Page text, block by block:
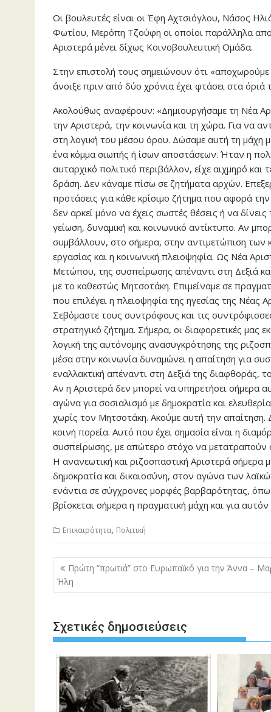
Οι βουλευτές είναι οι Έφη Αχτσιόγλου, Νάσος
Φωτίου, Μερόπη Τζούφη οι οποίοι παράλληλα
Αριστερά μένει δίχως Κοινοβουλευτική Ομάδα.
Στην επιστολή τους σημειώνουν ότι
άνοιξε πριν από δύο χρόνια έχει φτάσει στα
Ακολούθως αναφέρουν: «Δημιουργήσαμε τη Νέα
την Αριστερά, την κοινωνία και τη χώρα. Για να
στη λογική του μέσου όρου. Δώσαμε αυτή τη μάχη
ένα κόμμα σιωπής ή ίσων αποστάσεων. Ήταν η
αυταρχικό πολιτικό περιβάλλον, είχε αιχμηρό
δράση. Δεν κάναμε πίσω σε ζητήματα αρχών.
προτάσεις για κάθε κρίσιμο ζήτημα που αφορά
δεν αρκεί μόνο να έχεις σωστές θέσεις ή να
γείωση, δυναμική και κοινωνικό αντίκτυπο. Αν
συμβάλλουν, στο σήμερα, στην αντιμετώπιση των
εργασίας και η κοινωνική πλειοψηφία. Ως Νέα
Μετώπου, της συσπείρωσης απέναντι στη Δεξιά
με το καθεστώς Μητσοτάκη. Επιμείναμε σε
που επιλέγει η πλειοψηφία της ηγεσίας της Νέας
Σεβόμαστε τους συντρόφους και τις
στρατηγικό ζήτημα. Σήμερα, οι διαφορετικές μας
λογική της αυτόνομης ανασυγκρότησης της
μέσα στην κοινωνία δυναμώνει η απαίτηση για
εναλλακτική απέναντι στη Δεξιά της διαφθοράς,
Αν η Αριστερά δεν μπορεί να υπηρετήσει σήμερα
αγώνα για σοσιαλισμό με δημοκρατία και
χωρίς τον Μητσοτάκη. Ακούμε αυτή την απαίτηση.
κοινή πορεία. Αυτό που έχει σημασία είναι η
συσπείρωσης, με απώτερο στόχο να μετατραπούν
Η ανανεωτική και ριζοσπαστική Αριστερά
δημοκρατία και δικαιοσύνη, στον αγώνα των
ενάντια σε σύγχρονες μορφές βαρβαρότητας,
βρίσκεται σήμερα η πραγματική μάχη και για
Επικαιρότητα, Πολιτική
Πλοήγηση
άρθρων
Πρώτη “πρωτιά” στο Ευρωπαϊκό για την Άννα –
Ήλη
Σχετικές δημοσιεύσεις